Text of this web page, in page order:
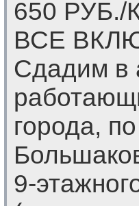
650
ВСЕ
Сдадим в
города,
9-